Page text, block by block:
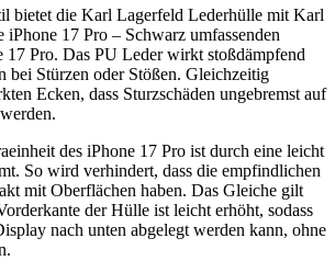
bietet die Karl Lagerfeld Lederhülle mit Karl
17 Pro – Schwarz umfassenden
17 Pro. Das PU Leder wirkt stoßdämpfend
bei Stürzen oder Stößen. Gleichzeitig
Ecken, dass Sturzschäden ungebremst auf
des iPhone 17 Pro ist durch eine leicht
So wird verhindert, dass die empfindlichen
mit Oberflächen haben. Das Gleiche gilt
der Hülle ist leicht erhöht, sodass
nach unten abgelegt werden kann, ohne